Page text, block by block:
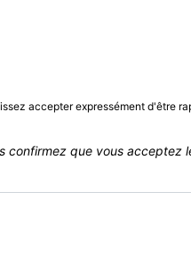
accepter expressément d'être
confirmez que vous acceptez